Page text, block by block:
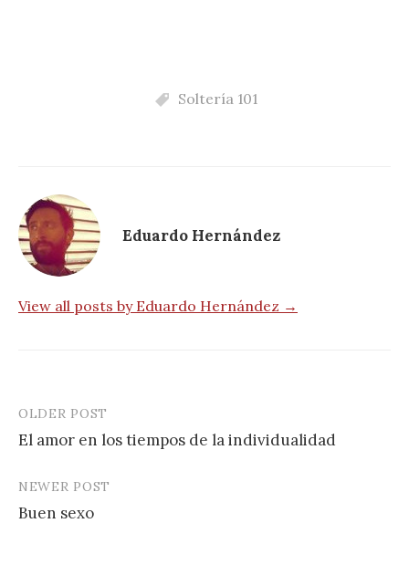
Soltería 101
Eduardo Hernández
View all posts by Eduardo Hernández →
Post
navigation
OLDER POST
El amor en los tiempos de la individualidad
NEWER POST
Buen sexo